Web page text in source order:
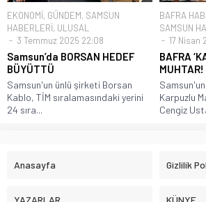
EKONOMİ, GÜNDEM, SAMSUN
HABERLERİ, ULUSAL
3 Temmuz 2025 22:08
Samsun’da BORSAN HEDEF
BÜYÜTTÜ
Samsun'un ünlü şirketi Borsan
Kablo, TİM sıralamasındaki yerini
24 sıra...
BAFRA
SAMSUN
17 Nisan
BAFRA
MUHTAR!
Karpuzlu
Cengiz
Anasayfa Gizlilik
YAZARLAR KÜNYE